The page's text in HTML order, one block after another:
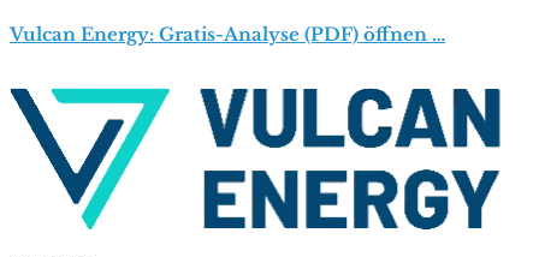
Vulcan Energy: Gratis-Analyse (PDF) öffnen …